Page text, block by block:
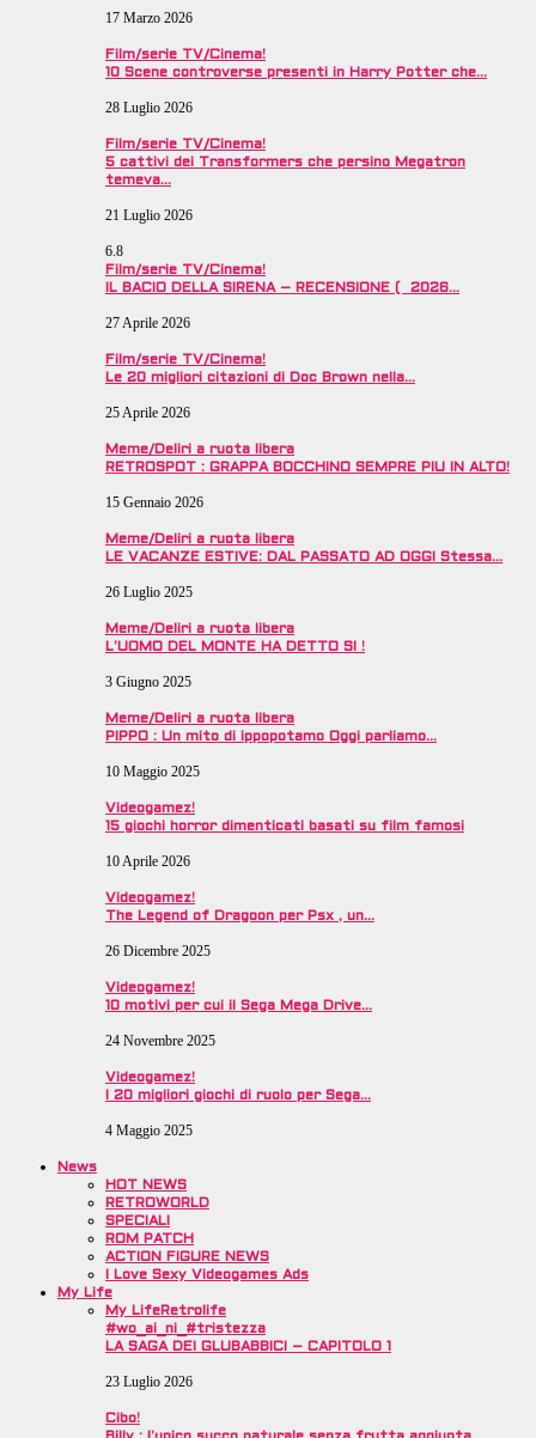
17 Marzo 2026
Film/serie TV/Cinema!
10 Scene controverse presenti in Harry Potter che…
28 Luglio 2026
Film/serie TV/Cinema!
5 cattivi dei Transformers che persino Megatron
temeva…
21 Luglio 2026
6.8
Film/serie TV/Cinema!
IL BACIO DELLA SIRENA – RECENSIONE ( 2026…
27 Aprile 2026
Film/serie TV/Cinema!
Le 20 migliori citazioni di Doc Brown nella…
25 Aprile 2026
Meme/Deliri a ruota libera
RETROSPOT : GRAPPA BOCCHINO SEMPRE PIU IN ALTO!
15 Gennaio 2026
Meme/Deliri a ruota libera
LE VACANZE ESTIVE: DAL PASSATO AD OGGI Stessa…
26 Luglio 2025
Meme/Deliri a ruota libera
L’UOMO DEL MONTE HA DETTO SI !
3 Giugno 2025
Meme/Deliri a ruota libera
PIPPO : Un mito di ippopotamo Oggi parliamo…
10 Maggio 2025
Videogamez!
15 giochi horror dimenticati basati su film famosi
10 Aprile 2026
Videogamez!
The Legend of Dragoon per Psx , un…
26 Dicembre 2025
Videogamez!
10 motivi per cui il Sega Mega Drive…
24 Novembre 2025
Videogamez!
I 20 migliori giochi di ruolo per Sega…
4 Maggio 2025
News
HOT NEWS
RETROWORLD
SPECIALI
ROM PATCH
ACTION FIGURE NEWS
I Love Sexy Videogames Ads
My Life
My LifeRetrolife
#wo_ai_ni_#tristezza
LA SAGA DEI GLUBABBICI – CAPITOLO 1
23 Luglio 2026
Cibo!